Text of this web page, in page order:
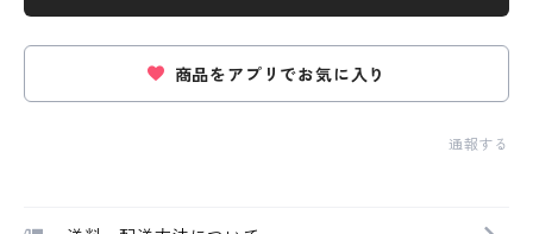
商品をアプリでお気に入り
通報する